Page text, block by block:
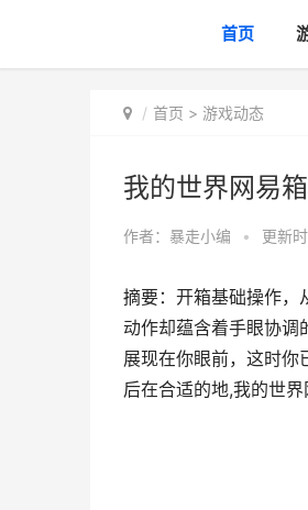
首页
首页 > 游戏动态
我的世界网易
作者： 暴走小编 • 更新
摘要：开箱基础操作，
动作却蕴含着手眼协调
展现在你眼前，这时你
后在合适的地,我的世